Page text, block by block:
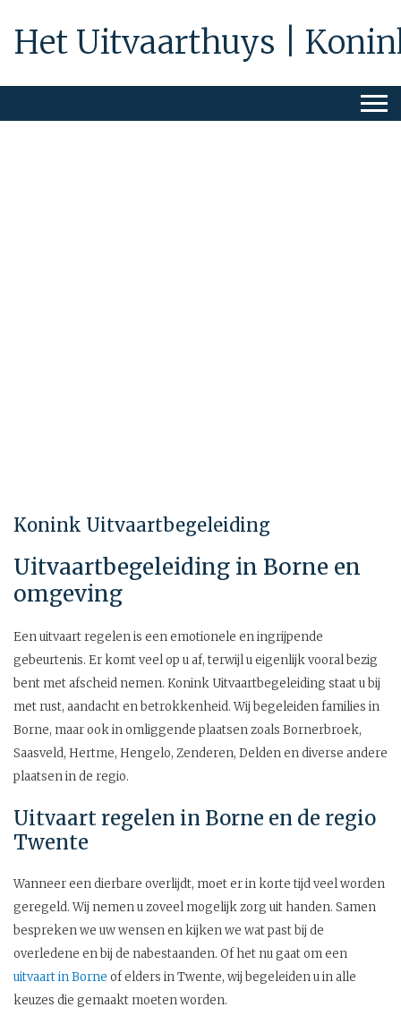
Het Uitvaarthuys |
Konink Uitvaartbegeleiding
Uitvaartbegeleiding in Borne en
omgeving
Een uitvaart regelen is een emotionele en ingrijpende
gebeurtenis. Er komt veel op u af, terwijl u eigenlijk vooral bezig
bent met afscheid nemen. Konink Uitvaartbegeleiding staat u bij
met rust, aandacht en betrokkenheid. Wij begeleiden families in
Borne, maar ook in omliggende plaatsen zoals Bornerbroek,
Saasveld, Hertme, Hengelo, Zenderen, Delden en diverse andere
plaatsen in de regio.
Uitvaart regelen in Borne en de regio
Twente
Wanneer een dierbare overlijdt, moet er in korte tijd veel worden
geregeld. Wij nemen u zoveel mogelijk zorg uit handen. Samen
bespreken we uw wensen en kijken we wat past bij de
overledene en bij de nabestaanden. Of het nu gaat om een
uitvaart in Borne of elders in Twente, wij begeleiden u in alle
keuzes die gemaakt moeten worden.